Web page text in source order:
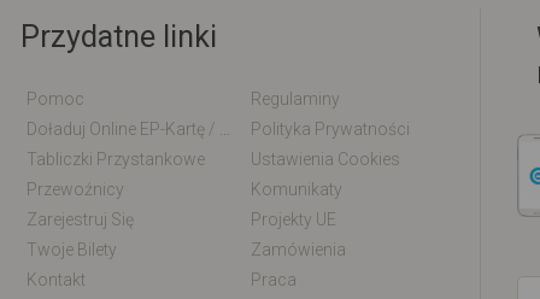
Przydatne linki
Pomoc
Regulaminy
Polityka Prywatności
Tabliczki Przystankowe
Ustawienia Cookies
Przewoźnicy
Komunikaty
Zarejestruj Się
Projekty UE
Twoje Bilety
Zamówienia
Kontakt
Praca